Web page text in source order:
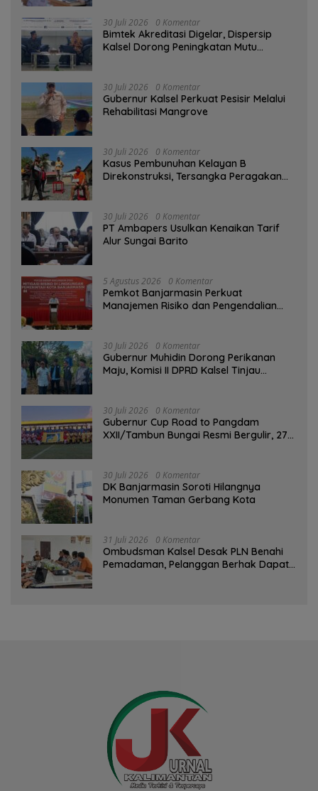
30 Juli 2026 0 Komentar
Bimtek Akreditasi Digelar, Dispersip
Kalsel Dorong Peningkatan Mutu
30 Juli 2026 0 Komentar
Gubernur Kalsel Perkuat Pesisir Melalui
Rehabilitasi Mangrove
30 Juli 2026 0 Komentar
Kasus Pembunuhan Kelayan B
Direkonstruksi, Tersangka Peragakan
30 Juli 2026 0 Komentar
PT Ambapers Usulkan Kenaikan Tarif
Alur Sungai Barito
5 Agustus 2026 0 Komentar
Pemkot Banjarmasin Perkuat
Manajemen Risiko dan Pengendalian
30 Juli 2026 0 Komentar
Gubernur Muhidin Dorong Perikanan
Maju, Komisi II DPRD Kalsel Tinjau
30 Juli 2026 0 Komentar
Gubernur Cup Road to Pangdam
XXII/Tambun Bungai Resmi Bergulir, 27
30 Juli 2026 0 Komentar
DK Banjarmasin Soroti Hilangnya
Monumen Taman Gerbang Kota
31 Juli 2026 0 Komentar
Ombudsman Kalsel Desak PLN Benahi
Pemadaman, Pelanggan Berhak Dapat